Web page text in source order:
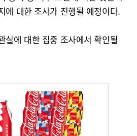
에 대한 조사가 진행될 예정이다.
실에 대한 집중 조사에서 확인될